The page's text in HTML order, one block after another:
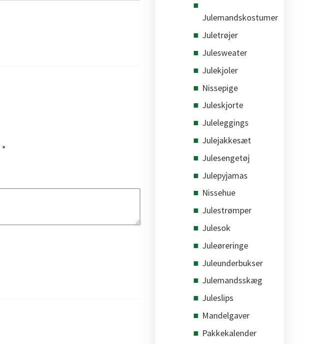
*
Julemandskostumer
Juletrøjer
Julesweater
Julekjoler
Nissepige
Juleskjorte
Juleleggings
Julejakkesæt
Julesengetøj
Julepyjamas
Nissehue
Julestrømper
Julesok
Juleøreringe
Juleunderbukser
Julemandsskæg
Juleslips
Mandelgaver
Pakkekalender